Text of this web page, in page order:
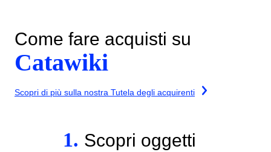
Come fare acquisti su
Catawiki
Scopri di più sulla nostra Tutela degli acquirenti
1. Scopri oggetti